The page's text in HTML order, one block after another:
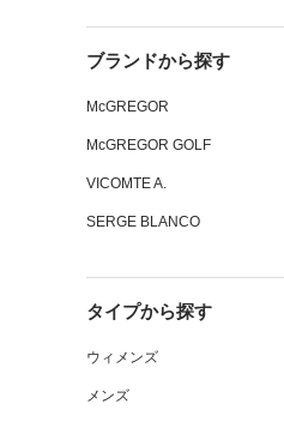
ブランドから探す
McGREGOR
McGREGOR GOLF
VICOMTE A.
SERGE BLANCO
タイプから探す
ウィメンズ
メンズ